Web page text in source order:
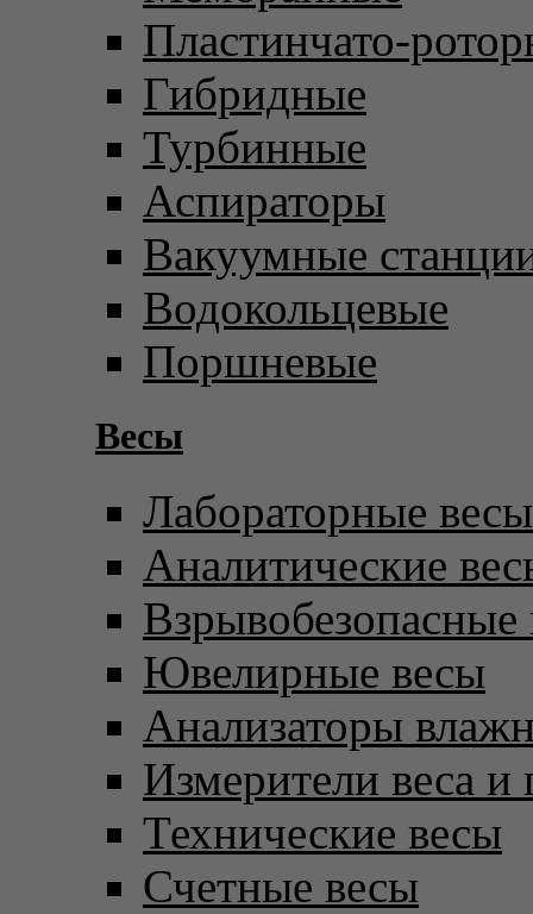
Пластинчато-
Гибридные
Турбинные
Аспираторы
Вакуумные
Водокольцевые
Поршневые
Весы
Лабораторные весы
Аналитические
Взрывобезопасные
Ювелирные весы
Анализаторы
Измерители веса и
Технические весы
Счетные весы